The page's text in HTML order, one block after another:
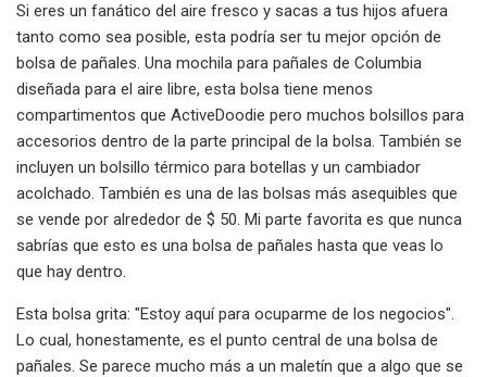
Si eres un fanático del aire fresco y sacas a tus hijos afuera
tanto como sea posible, esta podría ser tu mejor opción de
bolsa de pañales. Una mochila para pañales de Columbia
diseñada para el aire libre, esta bolsa tiene menos
compartimentos que ActiveDoodie pero muchos bolsillos para
accesorios dentro de la parte principal de la bolsa. También se
incluyen un bolsillo térmico para botellas y un cambiador
acolchado. También es una de las bolsas más asequibles que
se vende por alrededor de $ 50. Mi parte favorita es que nunca
sabrías que esto es una bolsa de pañales hasta que veas lo
que hay dentro.
Esta bolsa grita: "Estoy aquí para ocuparme de los negocios".
Lo cual, honestamente, es el punto central de una bolsa de
pañales. Se parece mucho más a un maletín que a algo que se